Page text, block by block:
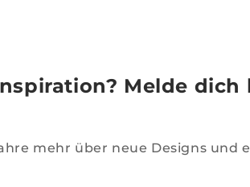
Melde dich
mehr über neue Designs und